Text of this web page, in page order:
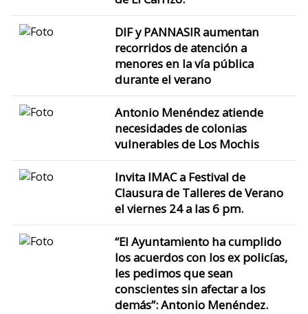
DIF y PANNASIR aumentan
recorridos de atención a
menores en la vía pública
durante el verano
Antonio Menéndez atiende
necesidades de colonias
vulnerables de Los Mochis
Invita IMAC a Festival de
Clausura de Talleres de Verano
el viernes 24 a las 6 pm.
“El Ayuntamiento ha cumplido
los acuerdos con los ex policías,
les pedimos que sean
conscientes sin afectar a los
demás”: Antonio Menéndez.